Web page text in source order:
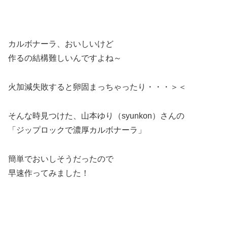
カルボナーラ、おいしいけど
作るの結構難しいんですよね～
火加減失敗すると卵固まっちゃったり・・・＞＜
そんな時見つけた、山本ゆり（syunkon）さんの
「ジップロックで濃厚カルボナーラ」
簡単でおいしそうだったので
早速作ってみました！